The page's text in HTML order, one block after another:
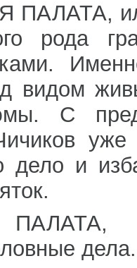
ПАЛАТА,
рода
видом
С
дело и
дела.